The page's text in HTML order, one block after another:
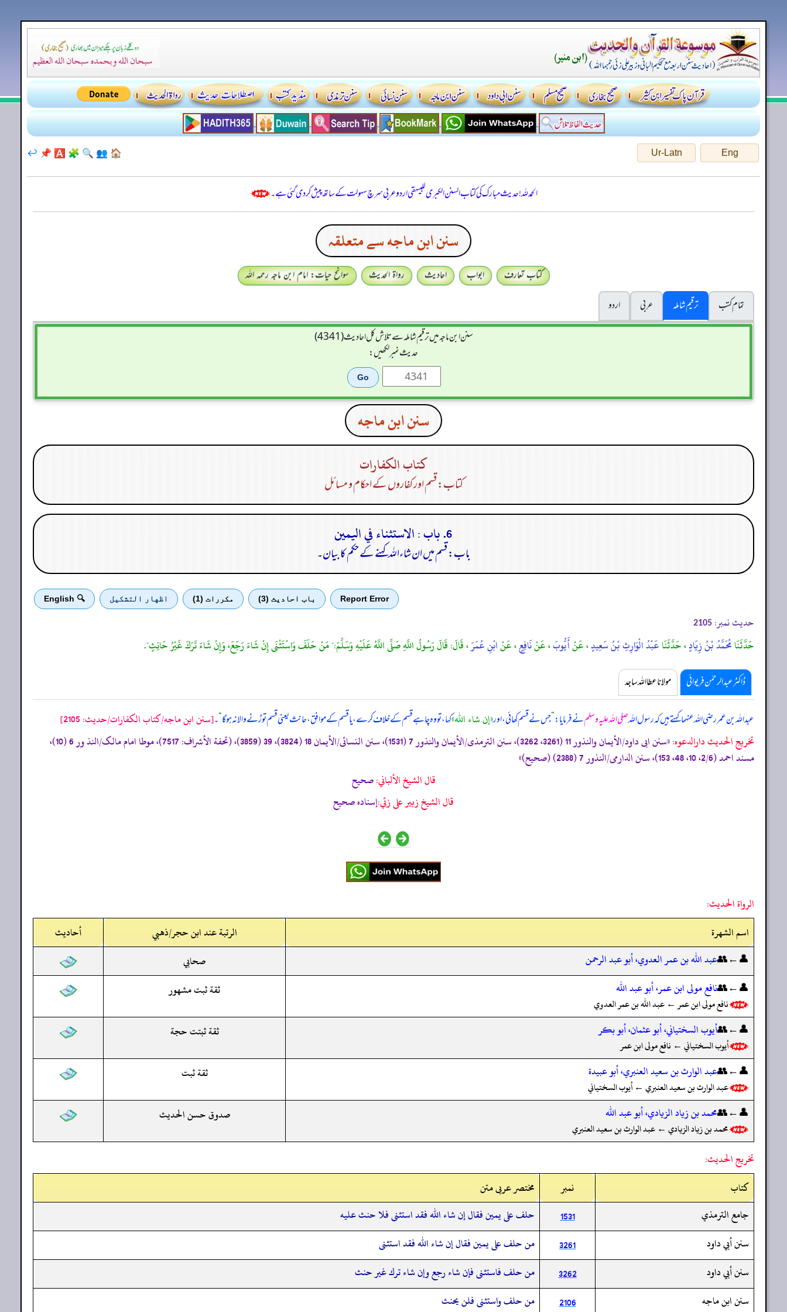
Eng
Ur-Latn
🏠
👥
🔍
🧩
🅰️
📌
↩️
الحمدللہ! حدیث مبارک کی کتاب السنن الكبرى للبيهقي اردو عربی سرچ سہولت کے ساتھ پیش کر دی گئی ہے۔
سنن ابن ماجه سے متعلقہ
کتاب تعارف ابواب احادیث رواۃ الحدیث
سوانح حیات: امام ابن ماجہ رحمہ اللہ
تمام کتب
ترقیم شاملہ عربی
اردو
سنن ابن ماجہ میں ترقیم شاملہ سے تلاش کل احادیث (4341)
حدیث نمبر لکھیں:
سنن ابن ماجه
كتاب الكفارات
کتاب: قسم اور کفاروں کے احکام و مسائل
6. باب : الاستثناء في اليمين
باب: قسم میں ان شاءاللہ کہنے کے حکم کا بیان۔
Report Error باب احادیث (3) مكررات (1) اظهار التشكيل 🔍 English
حدیث نمبر: 2105
حَدَّثَنَامُحَمَّدُ بْنُ زِيَادٍ، حَدَّثَنَاعَبْدُ الْوَارِثِ بْنُ سَعِيدٍ، عَنْأَيُّوبَ، عَنْنَافِعٍ، عَنْابْنِ عُمَرَ، قَالَ: قَالَ رَسُولُ اللَّهِ صَلَّى اللَّهُ عَلَيْهِ وَسَلَّمَ:" مَنْ حَلَفَ وَاسْتَثْنَى إِنْ شَاءَ رَجَعَ، وَإِنْ شَاءَ تَرَكَ غَيْرُ حَانِثٍ".
ڈاکٹر عبدالرحمٰن فریوائی مولانا عطا اللہ ساجد
عبداللہ بن عمر رضی اللہ عنہما کہتے ہیں کہرسول اللہصلی اللہ علیہ وسلمنے فرمایا:”جس نے قسم کھائی، اور«إن شاء الله»کہا، تو وہ چاہے قسم کے خلاف کرے، یا قسم کے موافق، حانث یعنی قسم توڑنے والا نہ ہو گا“۔[سنن ابن ماجه/كتاب الكفارات/حدیث: 2105]
تخریج الحدیث دارالدعوہ:
«سنن ابی داود/الأیمان والنذور 11 (3261، 3262)، سنن الترمذی/الأیمان والنذور 7 (1531)، سنن النسائی/الأیمان 18 (3824)، 39 (3859)، (تحفة الأشراف: 7517)، موطا امام مالک/النذ ور 6 (10)،
مسند احمد (2/6، 10، 48، 153)، سنن الدارمی/النذور 7 (2388) (صحیح)»
قال الشيخ الألباني:صحيح
قال الشيخ زبير على زئي:إسناده صحيح
الرواة الحديث:
اسم الشهرة
الرتبة عند ابن حجر/ذهبي
أحاديث
👤←👥عبد الله بن عمر العدوي، أبو عبد الرحمن
صحابي
👤←👥نافع مولى ابن عمر، أبو عبد الله
نافع مولى ابن عمر ← عبد الله بن عمر العدوي
ثقة ثبت مشهور
👤←👥أيوب السختياني، أبو عثمان، أبو بكر
أيوب السختياني ← نافع مولى ابن عمر
ثقة ثبتت حجة
👤←👥عبد الوارث بن سعيد العنبري، أبو عبيدة
عبد الوارث بن سعيد العنبري ← أيوب السختياني
ثقة ثبت
👤←👥محمد بن زياد الزيادي، أبو عبد الله
محمد بن زياد الزيادي ← عبد الوارث بن سعيد العنبري
صدوق حسن الحديث
تخريج الحديث:
کتاب
نمبر
مختصر عربی متن
جامع الترمذي
1531
حلف على يمين فقال إن شاء الله فقد استثنى فلا حنث عليه
سنن أبي داود
3261
من حلف على يمين فقال إن شاء الله فقد استثنى
سنن أبي داود
3262
من حلف فاستثنى فإن شاء رجع وإن شاء ترك غير حنث
سنن ابن ماجه
2106
من حلف واستثنى فلن يحنث